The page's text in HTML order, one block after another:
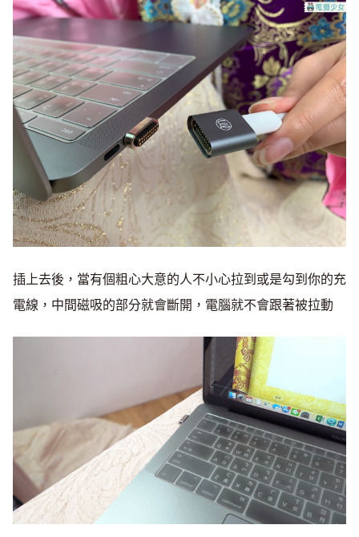
插上去後，當有個粗心大意的人不小心拉到或是勾到你的充
電線，中間磁吸的部分就會斷開，電腦就不會跟著被拉動